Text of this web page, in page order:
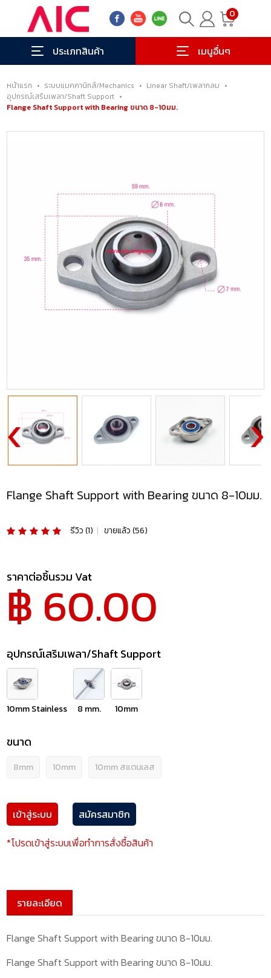
0
ประเภทสินค้า เมนูอื่นๆ
หน้าแรก • ระบบแมคคานิกส์/Mechanics • Linear Shaft/เพลากลม •
อุปกรณ์เสริมเพลา/Shaft Support •
Flange Shaft Support with Bearing ขนาด 8-10มม.
Flange Shaft Support with Bearing ขนาด 8-10มม.
รีวิว (1) | ขายแล้ว (56)
ราคาต่อชิ้นรวม Vat
฿ 60.00
อุปกรณ์เสริมเพลา/Shaft Support
10mm Stainless 8 mm. 10mm
ขนาด
8mm 10mm 10mm สแตนเลส
เข้าสู่ระบบ
สมัครสมาชิก
*โปรดเข้าสู่ระบบเพื่อทำการสั่งซื้อสินค้า
รายละเอียด
Flange Shaft Support with Bearing ขนาด 8-10มม.
Flange Shaft Support with Bearing ขนาด 8-10มม.